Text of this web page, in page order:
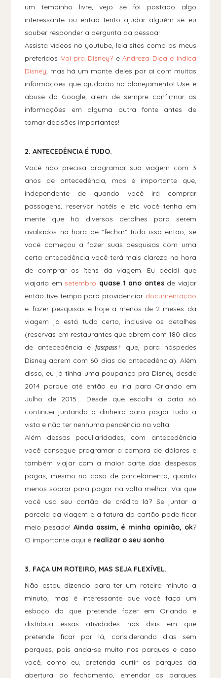
um tempinho livre, vejo se foi postado algo
interessante ou então tento ajudar alguém se eu
souber responder a pergunta da pessoa!
Assista vídeos no youtube, leia sites como os meus
preferidos Vai pra Disney?eAndreza Dica e Indica
Disney, mas há um monte deles por ai com muitas
informações que ajudarão no planejamento! Use e
abuse do Google, além de sempre confirmar as
informações em alguma outra fonte antes de
tomar decisões importantes!
2. ANTECEDÊNCIA É TUDO.
Você não precisa programar sua viagem com 3
anos de antecedência, mas é importante que,
independente de quando você irá comprar
passagens, reservar hotéis e etc você tenha em
mente que há diversos detalhes para serem
avaliados na hora de "fechar" tudo isso então, se
você começou a fazer suas pesquisas com uma
certa antecedência você terá mais clareza na hora
de comprar os ítens da viagem. Eu decidi que
viajaria emsetembro quase 1 ano antesde viajar
então tive tempo para providenciar documentação
e fazer pesquisas e hoje a menos de 2 meses da
viagem já está tudo certo, inclusive os detalhes
(reservas em restaurantes que abrem com 180 dias
de antecedência e fastpass+
que, para hóspedes
Disney abrem com 60 dias de antecedência). Além
disso, eu já tinha uma poupança pra Disney desde
2014 porque até então eu iria para Orlando em
Julho de 2015... Desde que escolhi a data só
continuei juntando o dinheiro para pagar tudo a
vista e não ter nenhuma pendência na volta.
Além dessas peculiaridades, com antecedência
você consegue programar a compra de dólares e
também viajar com a maior parte das despesas
pagas, mesmo no caso de parcelamento, quanto
menos sobrar para pagar na volta melhor! Vai que
você usa seu cartão de crédito lá? Se juntar a
parcela da viagem e a fatura do cartão pode ficar
meio pesado! Ainda assim, é minha opinião, ok?
O importante aqui é realizar o seu sonho!
3. FAÇA UM ROTEIRO, MAS SEJA FLEXÍVEL.
Não estou dizendo para ter um roteiro minuto a
minuto, mas é interessante que você faça um
esboço do que pretende fazer em Orlando e
distribua essas atividades nos dias em que
pretende ficar por lá, considerando dias sem
parques, pois anda-se muito nos parques e caso
você, como eu, pretenda curtir os parques da
abertura ao fechamento, emendar os parques